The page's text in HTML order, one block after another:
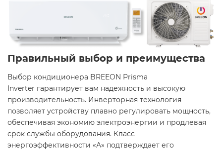
Правильный выбор и преимущества
Выбор кондиционера BREEON Prisma
Inverter гарантирует вам надежность и высокую
производительность. Инверторная технология
позволяет устройству плавно регулировать мощность,
обеспечивая экономию электроэнергии и продлевая
срок службы оборудования. Класс
энергоэффективности «А» подтверждает его